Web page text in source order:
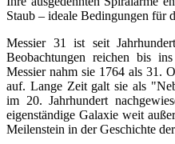
Staub – ideale Bedingungen für
Messier 31 ist seit
Beobachtungen reichen bis
Messier nahm sie 1764 als 31.
auf. Lange Zeit galt sie als
im 20. Jahrhundert
eigenständige Galaxie weit
Meilenstein in der Geschichte